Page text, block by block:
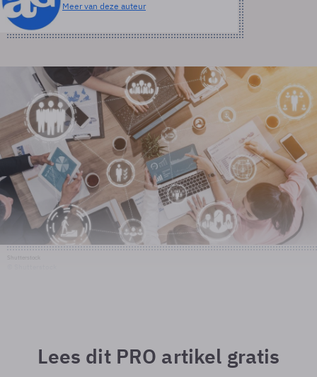
Meer van deze auteur
Lees dit PRO artikel gratis